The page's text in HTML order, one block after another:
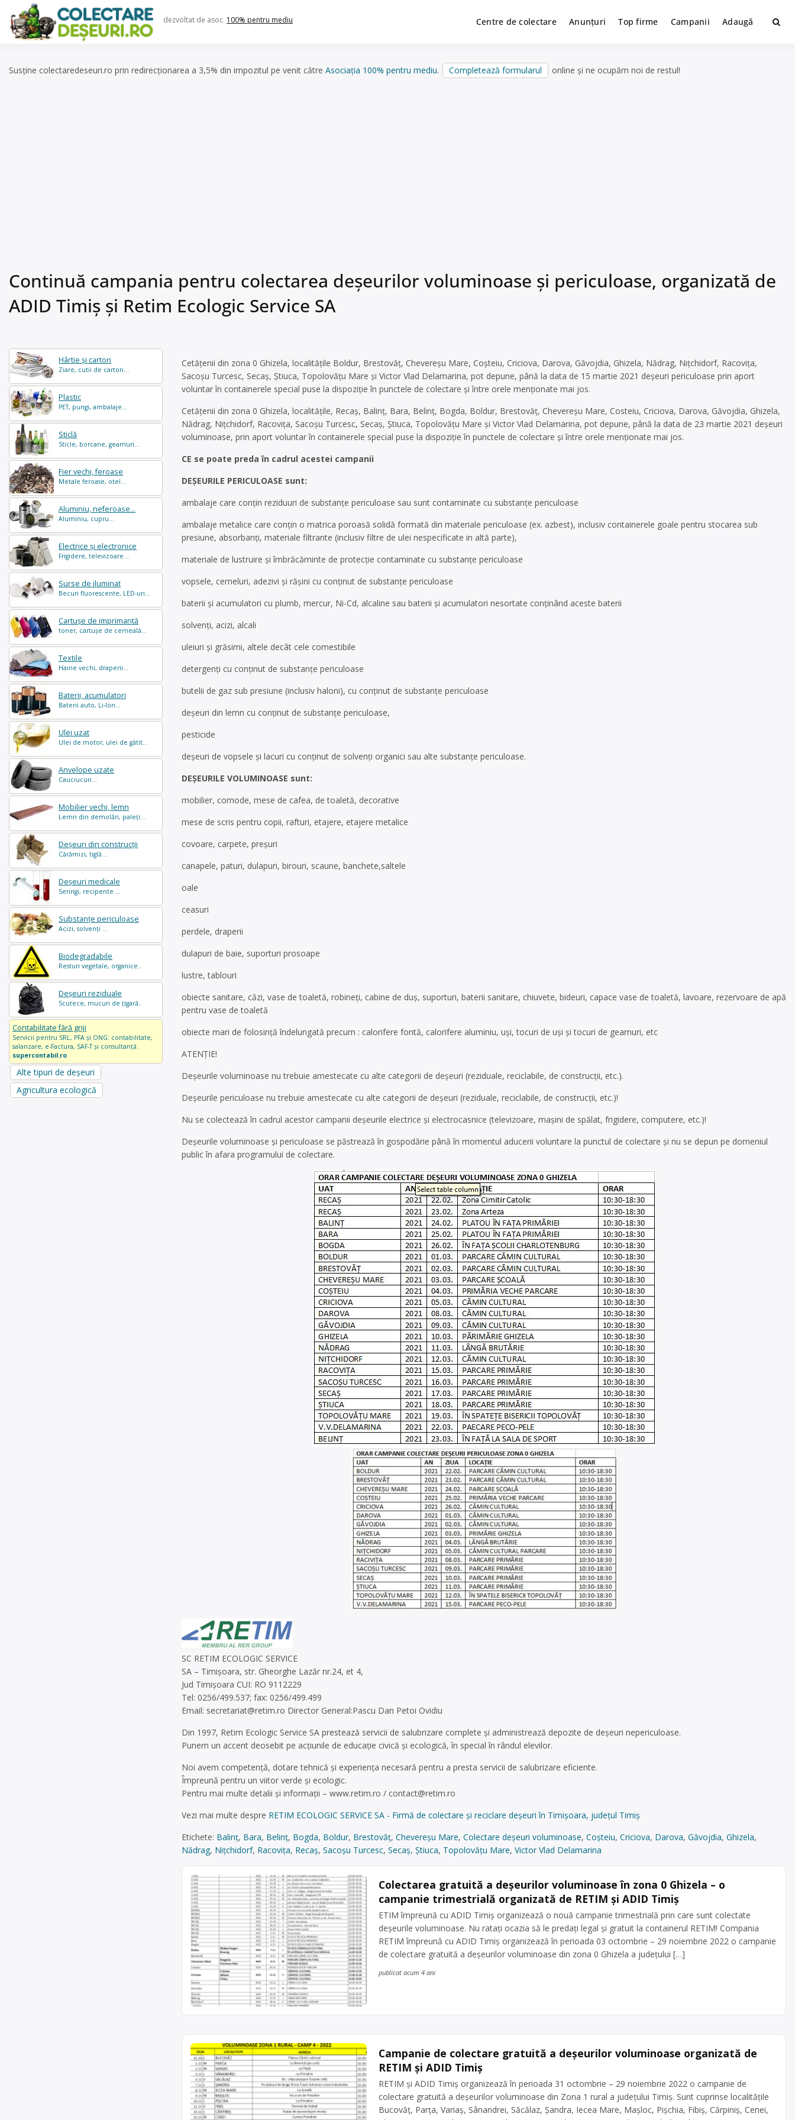
content
dezvoltat de asoc. 100% pentru mediu Centre de colectare Anunțuri Top firme Campanii Adaugă
Susține colectaredeseuri.ro prin redirecționarea a 3,5% din impozitul pe venit către Asociația 100% pentru mediu. Completează formularul online și ne ocupăm noi de restul!
Continuă campania pentru colectarea deșeurilor voluminoase și periculoase, organizată de
ADID Timiș și Retim Ecologic Service SA
Hârtie și carton
Ziare, cutii de carton...
Plastic
PET, pungi, ambalaje...
Sticlă
Sticle, borcane, geamuri...
Fier vechi, feroase
Metale feroase, otel...
Aluminiu, neferoase...
Aluminiu, cupru...
Electrice și electronice
Frigidere, televizoare...
Surse de iluminat
Becuri fluorescente, LED-uri...
Cartușe de imprimantă
toner, cartușe de cerneală...
Textile
Haine vechi, draperii...
Baterii, acumulatori
Baterii auto, Li-Ion...
Ulei uzat
Ulei de motor, ulei de gătit...
Anvelope uzate
Cauciucuri...
Mobilier vechi, lemn
Lemn din demolări, paleți...
Deșeuri din construcții
Cărămizi, tiglă...
Deșeuri medicale
Seringi, recipente ...
Substanțe periculoase
Acizi, solvenți ...
Biodegradabile
Resturi vegetale, organice..
Deșeuri reziduale
Scutece, mucuri de țigară..
Contabilitate fără griji
Servicii pentru SRL, PFA și ONG: contabilitate,
salarizare, e-Factura, SAF-T și consultanță.
supercontabil.ro
Alte tipuri de deșeuri
Agricultura ecologică
Cetățenii din zona 0 Ghizela, localitățile Boldur, Brestovăț, Chevereșu Mare, Coșteiu, Criciova, Darova, Găvojdia, Ghizela, Nădrag, Nițchidorf, Racovița,
Sacoșu Turcesc, Secaș, Știuca, Topolovățu Mare și Victor Vlad Delamarina, pot depune, până la data de 15 martie 2021 deșeuri periculoase prin aport
voluntar în containerele special puse la dispoziție în punctele de colectare și între orele menționate mai jos.
Cetățenii din zona 0 Ghizela, localitățile, Recaș, Balinț, Bara, Belinț, Bogda, Boldur, Brestovăț, Chevereșu Mare, Costeiu, Criciova, Darova, Găvojdia, Ghizela,
Nădrag, Nițchidorf, Racovița, Sacoșu Turcesc, Secaș, Știuca, Topolovățu Mare și Victor Vlad Delamarina, pot depune, până la data de 23 martie 2021 deșeuri
voluminoase, prin aport voluntar în containerele special puse la dispoziție în punctele de colectare și între orele menționate mai jos.
CE se poate preda în cadrul acestei campanii
DEŞEURILE PERICULOASE sunt:
ambalaje care conţin reziduuri de substanţe periculoase sau sunt contaminate cu substanţe periculoase
ambalaje metalice care conţin o matrica poroasă solidă formată din materiale periculoase (ex. azbest), inclusiv containerele goale pentru stocarea sub
presiune, absorbanţi, materiale filtrante (inclusiv filtre de ulei nespecificate in altă parte),
materiale de lustruire şi îmbrăcăminte de protecţie contaminate cu substanţe periculoase
vopsele, cerneluri, adezivi şi răşini cu conţinut de substanţe periculoase
baterii şi acumulatori cu plumb, mercur, Ni-Cd, alcaline sau baterii şi acumulatori nesortate conţinând aceste baterii
solvenţi, acizi, alcali
uleiuri şi grăsimi, altele decât cele comestibile
detergenţi cu conţinut de substanţe periculoase
butelii de gaz sub presiune (inclusiv haloni), cu conţinut de substanţe periculoase
deşeuri din lemn cu conţinut de substanţe periculoase,
pesticide
deşeuri de vopsele şi lacuri cu conţinut de solvenţi organici sau alte substanţe periculoase.
DEŞEURILE VOLUMINOASE sunt:
mobilier, comode, mese de cafea, de toaletă, decorative
mese de scris pentru copii, rafturi, etajere, etajere metalice
covoare, carpete, preșuri
canapele, paturi, dulapuri, birouri, scaune, banchete,saltele
oale
ceasuri
perdele, draperii
dulapuri de baie, suporturi prosoape
lustre, tablouri
obiecte sanitare, căzi, vase de toaletă, robineți, cabine de duș, suporturi, baterii sanitare, chiuvete, bideuri, capace vase de toaletă, lavoare, rezervoare de apă
pentru vase de toaletă
obiecte mari de folosință îndelungată precum : calorifere fontă, calorifere aluminiu, uși, tocuri de uși şi tocuri de geamuri, etc
ATENŢIE!
Deșeurile voluminoase nu trebuie amestecate cu alte categorii de deșeuri (reziduale, reciclabile, de construcții, etc.).
Deșeurile periculoase nu trebuie amestecate cu alte categorii de deșeuri (reziduale, reciclabile, de construcții, etc.)!
Nu se colectează în cadrul acestor campanii deșeurile electrice și electrocasnice (televizoare, mașini de spălat, frigidere, computere, etc.)!
Deșeurile voluminoase și periculoase se păstrează în gospodărie până în momentul aducerii voluntare la punctul de colectare și nu se depun pe domeniul
public în afara programului de colectare.
SC RETIM ECOLOGIC SERVICE
SA – Timișoara, str. Gheorghe Lazăr nr.24, et 4,
Jud Timișoara CUI: RO 9112229
Tel: 0256/499.537; fax: 0256/499.499
Email: secretariat@retim.ro Director General:Pascu Dan Petoi Ovidiu
Din 1997, Retim Ecologic Service SA prestează servicii de salubrizare complete și administrează depozite de deșeuri nepericuloase.
Punem un accent deosebit pe acțiunile de educație civică și ecologică, în special în rândul elevilor.
Noi avem competență, dotare tehnică și experiența necesară pentru a presta servicii de salubrizare eficiente.
Împreună pentru un viitor verde și ecologic.
Pentru mai multe detalii și informații – www.retim.ro / contact@retim.ro
Vezi mai multe despre RETIM ECOLOGIC SERVICE SA - Firmă de colectare și reciclare deșeuri în Timișoara, județul Timiș
Etichete: Balinț, Bara, Belinț, Bogda, Boldur, Brestovăț, Chevereșu Mare, Colectare deșeuri voluminoase, Coșteiu, Criciova, Darova, Găvojdia, Ghizela,
Nădrag, Nițchidorf, Racovița, Recaș, Sacoșu Turcesc, Secaș, Știuca, Topolovățu Mare, Victor Vlad Delamarina
Colectarea gratuită a deșeurilor voluminoase în zona 0 Ghizela – o
campanie trimestrială organizată de RETIM și ADID Timiș
ETIM împreună cu ADID Timiș organizează o nouă campanie trimestrială prin care sunt colectate
deșeurile voluminoase. Nu ratați ocazia să le predați legal și gratuit la containerul RETIM! Compania
RETIM împreună cu ADID Timiș organizează în perioada 03 octombrie – 29 noiembrie 2022 o campanie
de colectare gratuită a deșeurilor voluminoase din zona 0 Ghizela a judeţului […]
publicat acum 4 ani
Campanie de colectare gratuită a deșeurilor voluminoase organizată de
RETIM și ADID Timiș
RETIM și ADID Timiș organizează în perioada 31 octombrie – 29 noiembrie 2022 o campanie de
colectare gratuită a deșeurilor voluminoase din Zona 1 rural a judeţului Timiş. Sunt cuprinse localitățile
Bucovăț, Parța, Variaș, Sânandrei, Săcălaz, Șandra, Iecea Mare, Mașloc, Pișchia, Fibiș, Cărpiniș, Cenei,